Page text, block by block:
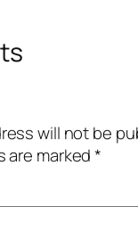
will not be
are marked*